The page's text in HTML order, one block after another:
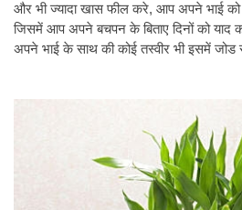
और भी ज्यादा खास फील करे, आप अपने भाई
जिसमें आप अपने बचपन के बिताए दिनों को
अपने भाई के साथ की कोई तस्वीर भी इसमें